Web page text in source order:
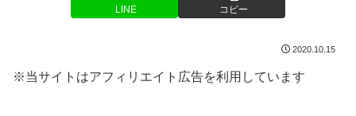
LINE コピー
2020.10.15
※当サイトはアフィリエイト広告を利用しています